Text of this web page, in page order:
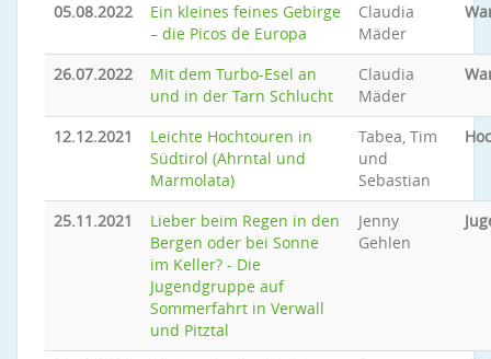
05.08.2022
Ein kleines feines Gebirge
– die Picos de Europa
Claudia
Mäder
26.07.2022
Mit dem Turbo-Esel an
und in der Tarn Schlucht
Claudia
Mäder
12.12.2021
Leichte Hochtouren in
Südtirol (Ahrntal und
Marmolata)
Tabea, Tim
und
Sebastian
25.11.2021
Lieber beim Regen in den
Bergen oder bei Sonne
im Keller? - Die
Jugendgruppe auf
Sommerfahrt in Verwall
und Pitztal
Jenny
Gehlen